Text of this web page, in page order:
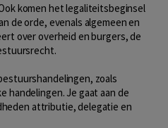
komen het legaliteitsbeginsel
de orde, evenals algemeen en
over overheid en burgers, de
zoals
handelingen. Je gaat aan de
attributie, delegatie en